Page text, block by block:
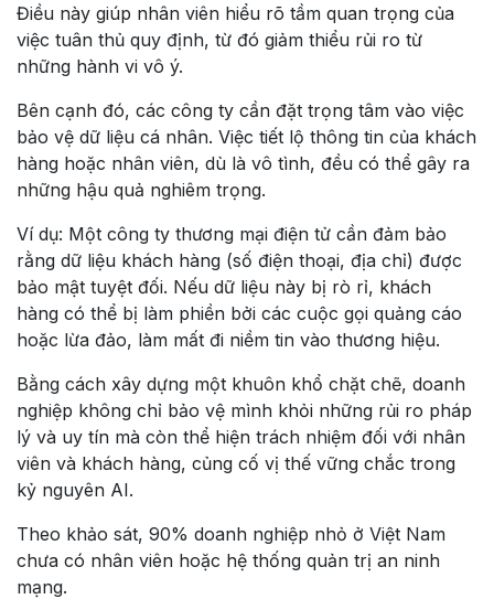
Điều này giúp nhân viên hiểu rõ tầm quan trọng của
việc tuân thủ quy định, từ đó giảm thiểu rủi ro từ
những hành vi vô ý.
Bên cạnh đó, các công ty cần đặt trọng tâm vào việc
bảo vệ dữ liệu cá nhân. Việc tiết lộ thông tin của khách
hàng hoặc nhân viên, dù là vô tình, đều có thể gây ra
những hậu quả nghiêm trọng.
Ví dụ: Một công ty thương mại điện tử cần đảm bảo
rằng dữ liệu khách hàng (số điện thoại, địa chỉ) được
bảo mật tuyệt đối. Nếu dữ liệu này bị rò rỉ, khách
hàng có thể bị làm phiền bởi các cuộc gọi quảng cáo
hoặc lừa đảo, làm mất đi niềm tin vào thương hiệu.
Bằng cách xây dựng một khuôn khổ chặt chẽ, doanh
nghiệp không chỉ bảo vệ mình khỏi những rủi ro pháp
lý và uy tín mà còn thể hiện trách nhiệm đối với nhân
viên và khách hàng, củng cố vị thế vững chắc trong
kỷ nguyên AI.
Theo khảo sát, 90% doanh nghiệp nhỏ ở Việt Nam
chưa có nhân viên hoặc hệ thống quản trị an ninh
mạng.